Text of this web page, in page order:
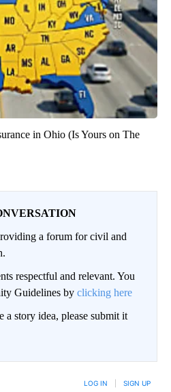
in Ohio (Is Yours on The
a forum for civil and
respectful and relevant. You
Guidelines by clicking here
story idea, please submit it
LOG IN SIGN UP